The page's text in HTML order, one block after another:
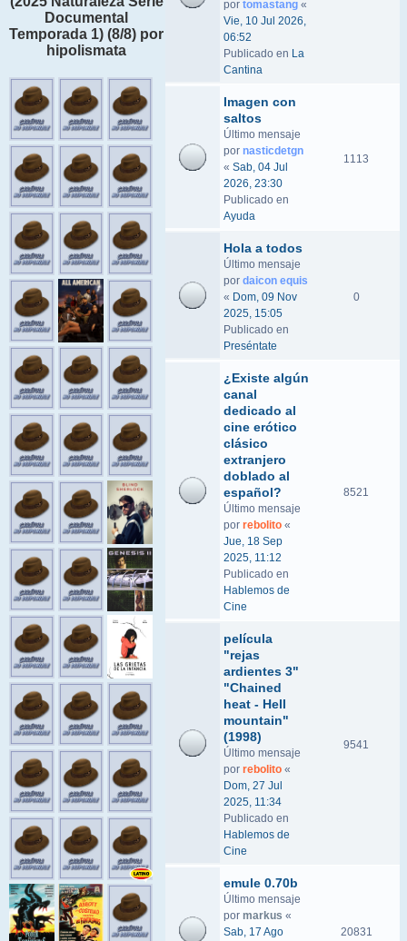
Documental
Temporada 1) (8/8) por
hipolismata
por tomastang «
Vie, 10 Jul 2026,
06:52
Publicado en La
Cantina
Imagen con
saltos
Último mensaje
por nasticdetgn
« Sab, 04 Jul
2026, 23:30
Publicado en
Ayuda
1113
Hola a todos
Último mensaje
por daicon equis
« Dom, 09 Nov
2025, 15:05
Publicado en
Preséntate
0
¿Existe algún
canal
dedicado al
cine erótico
clásico
extranjero
doblado al
español?
Último mensaje
por rebolito «
Jue, 18 Sep
2025, 11:12
Publicado en
Hablemos de
Cine
8521
película
"rejas
ardientes 3"
"Chained
heat - Hell
mountain"
(1998)
Último mensaje
por rebolito «
Dom, 27 Jul
2025, 11:34
Publicado en
Hablemos de
Cine
9541
emule 0.70b
Último mensaje
por markus «
Sab, 17 Ago
20831